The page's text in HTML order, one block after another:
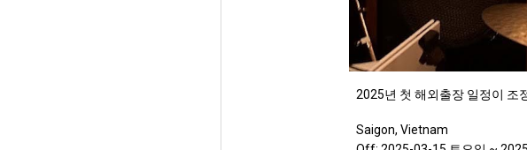
2025년 첫 해외출장 일정이 조
Saigon, Vietnam